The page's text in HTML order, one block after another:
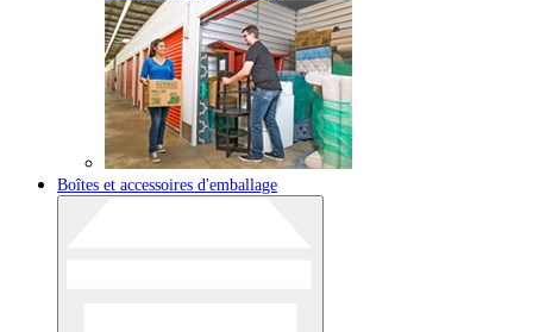
Boîtes et accessoires d'emballage